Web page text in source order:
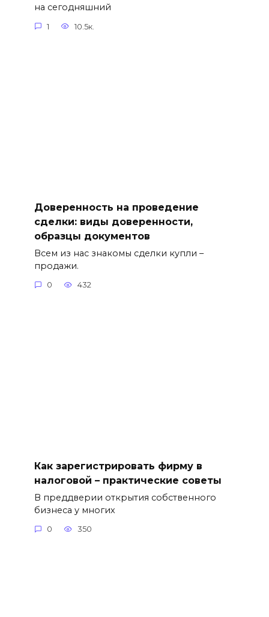
на сегодняшний
1 10.5к.
Доверенность на проведение
сделки: виды доверенности,
образцы документов
Всем из нас знакомы сделки купли –
продажи.
0 432
Как зарегистрировать фирму в
налоговой – практические советы
В преддверии открытия собственного
бизнеса у многих
0 350